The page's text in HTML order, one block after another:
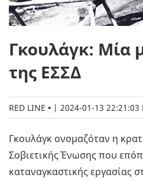
Γκουλάγκ: Μία
της ΕΣΣΔ
RED LINE | 2024-01-13 22:21:03
Γκουλάγκ ονομαζόταν η
Σοβιετικής Ένωσης που
καταναγκαστικής εργασίας